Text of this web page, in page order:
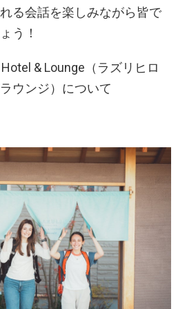
る会話を楽しみながら皆で
う！
& Lounge（ラズリヒロ
ウンジ）について